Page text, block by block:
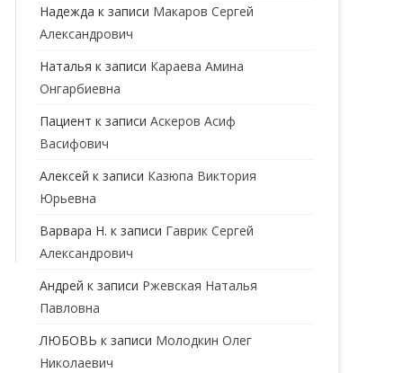
ДЕТСКИЙ ХИРУРГ
ПЕРИНАТАЛЬНЫЙ ПСИХОЛОГ
КОСМЕТОЛОГ
МАССАЖИСТ
НАРКОЛОГ
НЕВРОПАТОЛОГ
НЕФРОЛОГ
ОТОЛАРИНГОЛОГ
ОФТАЛЬМОЛОГ
Надежда к записи Макаров Сергей
Александрович
Наталья к записи Караева Амина
Онгарбиевна
Пациент к записиАскеров Асиф
Васифович
Алексей к записи Казюпа Виктория
Юрьевна
Варвара Н. к записи Гаврик Сергей
Александрович
Андрей к записи Ржевская Наталья
Павловна
ЛЮБОВЬ к записи Молодкин Олег
Николаевич